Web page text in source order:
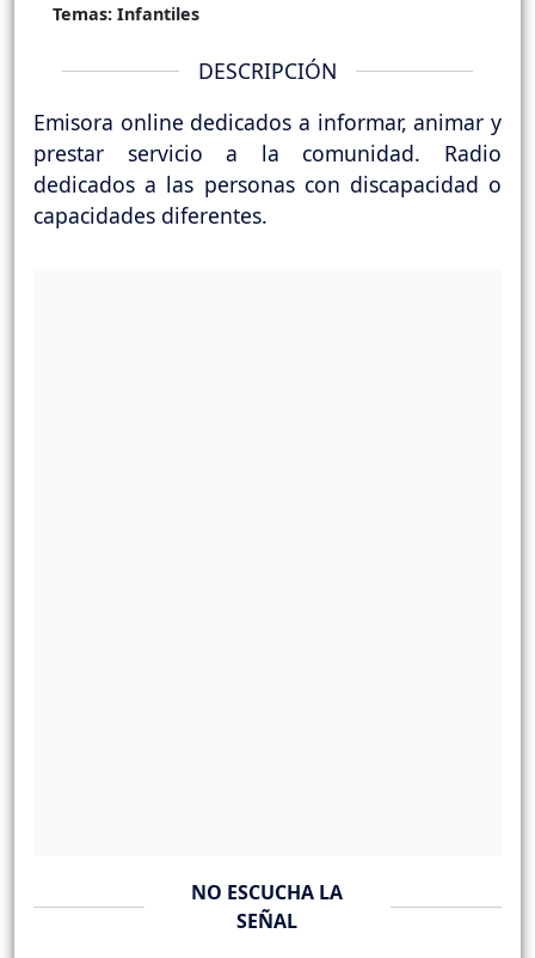
Temas: Infantiles
DESCRIPCIÓN
Emisora online dedicados a informar, animar y
prestar servicio a la comunidad. Radio
dedicados a las personas con discapacidad o
capacidades diferentes.
NO ESCUCHA LA
SEÑAL